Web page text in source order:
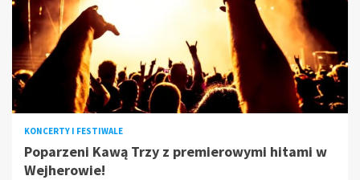
KONCERTY I FESTIWALE
Poparzeni Kawą Trzy z premierowymi hitami w
Wejherowie!